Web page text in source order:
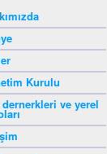
Kurulu
dernerkleri ve yerel